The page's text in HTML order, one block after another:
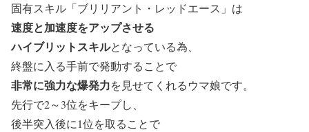
固有スキル「ブリリアント・レッドエース」は
速度と加速度をアップさせる
ハイブリットスキルとなっている為、
終盤に入る手前で発動することで
非常に強力な爆発力を見せてくれるウマ娘です。
先行で2～3位をキープし、
後半突入後に1位を取ることで